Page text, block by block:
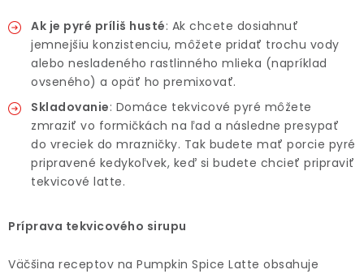
Ak je pyré príliš husté: Ak chcete dosiahnuť
jemnejšiu konzistenciu, môžete pridať trochu vody
alebo nesladeného rastlinného mlieka (napríklad
ovseného) a opäť ho premixovať.
Skladovanie: Domáce tekvicové pyré môžete
zmraziť vo formičkách na ľad a následne presypať
do vreciek do mrazničky. Tak budete mať porcie pyré
pripravené kedykoľvek, keď si budete chcieť pripraviť
tekvicové latte.
Príprava tekvicového sirupu
Väčšina receptov na Pumpkin Spice Latte obsahuje